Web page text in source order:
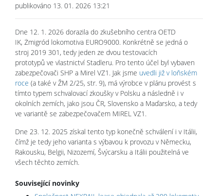
publikováno 13. 01. 2026 13:21
Dne 12. 1. 2026 dorazila do zkušebního centra OETD
IK, Żmigród lokomotiva EURO9000. Konkrétně se jedná o
stroj 2019 301, tedy jeden ze dvou testovacích
prototypů ve vlastnictví Stadleru. Pro tento účel byl vybaven
zabezpečovači SHP a Mirel VZ1. Jak jsme uvedli již v loňském
roce (a také v ŽM 2/25, str. 9), má výrobce v plánu provést s
tímto typem schvalovací zkoušky v Polsku a následně i v
okolních zemích, jako jsou ČR, Slovensko a Maďarsko, a tedy
ve variantě se zabezpečovačem MIREL VZ1.
Dne 23. 12. 2025 získal tento typ konečně schválení i v Itálii,
čímž je tedy jeho varianta s výbavou k provozu v Německu,
Rakousku, Belgii, Nizozemí, Švýcarsku a Itálii použitelná ve
všech těchto zemích.
Související novinky